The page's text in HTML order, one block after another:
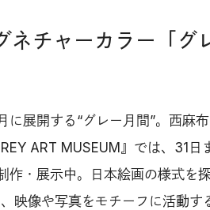
チャーカラー「グ
展開する“グレー月間”。西麻
ART MUSEUM』では、31日
作・展示中。日本絵画の様式を
映像や写真をモチーフに活動す